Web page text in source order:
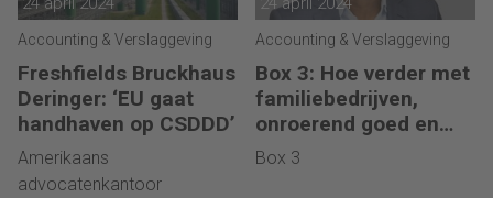
Accounting & Verslaggeving
Freshfields Bruckhaus
Deringer: ‘EU gaat
handhaven op CSDDD’
Amerikaans
advocatenkantoor
Accounting & Verslaggeving
Box 3: Hoe verder met
familiebedrijven,
onroerend goed en
start-ups?
Box 3